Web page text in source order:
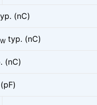
(nC)
typ. (nC)
(nC)